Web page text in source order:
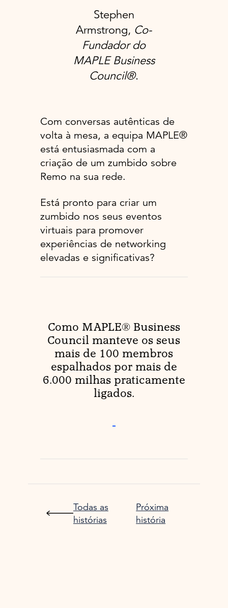
Stephen
Armstrong, Co-
Fundador do
MAPLE Business
Council®.
Com conversas autênticas de
volta à mesa, a equipa MAPLE®
está entusiasmada com a
criação de um zumbido sobre
Remo na sua rede.
Está pronto para criar um
zumbido nos seus eventos
virtuais para promover
experiências de networking
elevadas e significativas?
Como MAPLE® Business
Council manteve os seus
mais de 100 membros
espalhados por mais de
6.000 milhas praticamente
ligados.
-
Todas as
histórias
Próxima
história